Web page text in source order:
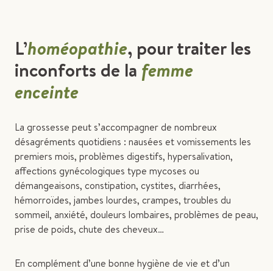
L’homéopathie, pour traiter les
inconforts de la femme
enceinte
La grossesse peut s’accompagner de nombreux
désagréments quotidiens : nausées et vomissements les
premiers mois, problèmes digestifs, hypersalivation,
affections gynécologiques type mycoses ou
démangeaisons, constipation, cystites, diarrhées,
hémorroïdes, jambes lourdes, crampes, troubles du
sommeil, anxiété, douleurs lombaires, problèmes de peau,
prise de poids, chute des cheveux…
En complément d’une bonne hygiène de vie et d’un